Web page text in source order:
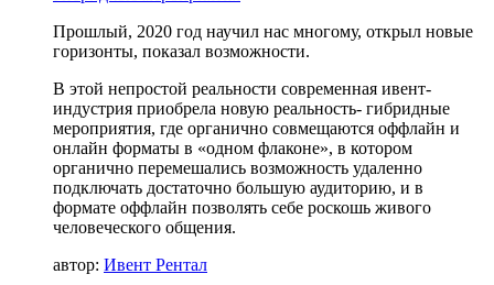
Прошлый, 2020 год научил нас многому, открыл новые
горизонты, показал возможности.
В этой непростой реальности современная ивент-
индустрия приобрела новую реальность- гибридные
мероприятия, где органично совмещаются оффлайн и
онлайн форматы в «одном флаконе», в котором
органично перемешались возможность удаленно
подключать достаточно большую аудиторию, и в
формате оффлайн позволять себе роскошь живого
человеческого общения.
автор: Ивент Рентал